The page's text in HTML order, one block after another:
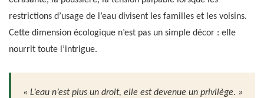
restrictions d’usage de l’eau divisent les familles et les voisins.
Cette dimension écologique n’est pas un simple décor : elle
nourrit toute l’intrigue.
« L’eau n’est plus un droit, elle est devenue un privilège. »